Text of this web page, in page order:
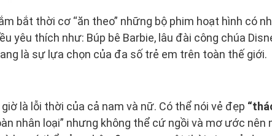
bắt thời cơ “ăn theo” những bộ phim hoạt hình có
yêu thích như: Búp bê Barbie, lâu đài công chúa
là sự lựa chọn của đa số trẻ em trên toàn thế giới.
là lỗi thời của cả nam và nữ. Có thể nói vẻ đẹp
nhân loại” nhưng không thể cứ ngồi và mơ ước nên